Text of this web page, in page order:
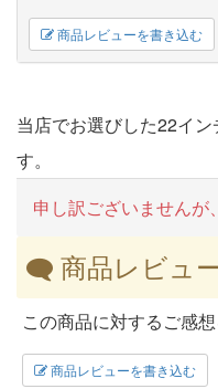
商品レビューを書き込む
当店でお選びした22イ
す。
申し訳ございませんが
商品レビュ
この商品に対するご感
商品レビューを書き込む